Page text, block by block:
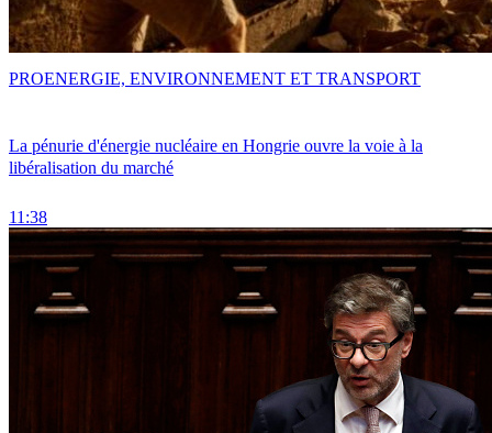
La pénurie d'énergie nucléaire en Hongrie ouvre la voie à la
libéralisation du marché
11:38
PROENERGIE, ENVIRONNEMENT ET TRANSPORT